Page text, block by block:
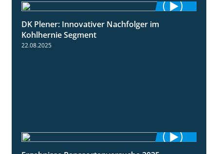
DK Plener: Innovativer Nachfolger im
Kohlhernie Segment
22.08.2025